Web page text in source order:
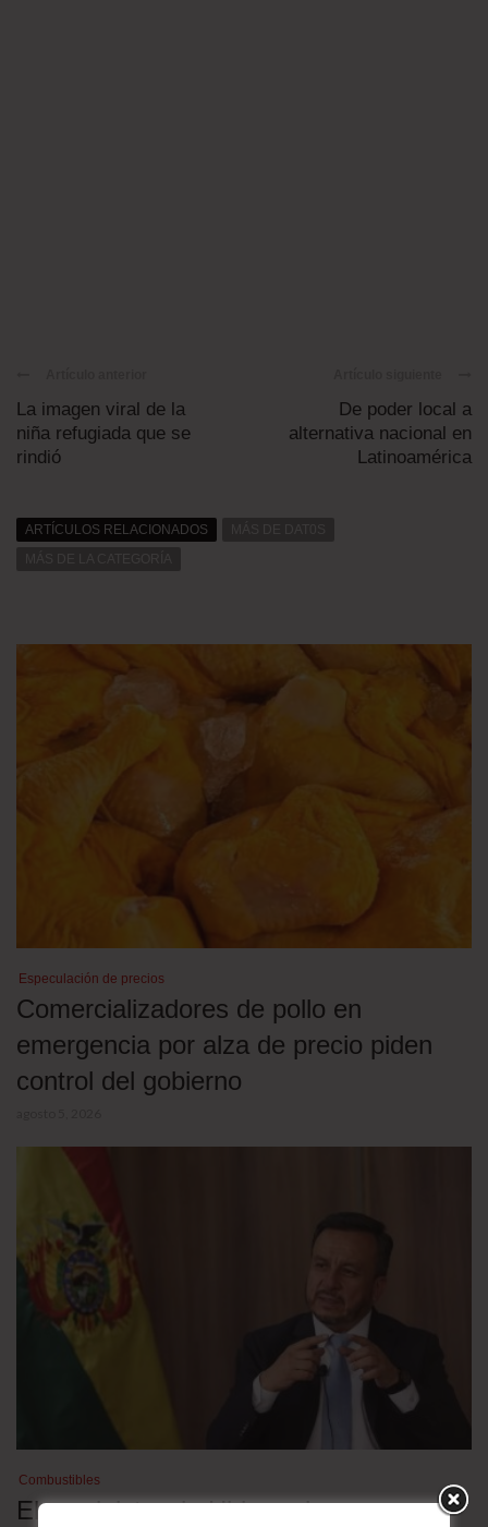
La imagen viral de la
niña refugiada que se
rindió
De poder local a
alternativa nacional en
Latinoamérica
ARTÍCULOS RELACIONADOS
Especulación de precios
Comercializadores de pollo en
emergencia por alza de precio piden
control del gobierno
Combustibles
El exministro de Hidrocarburos es